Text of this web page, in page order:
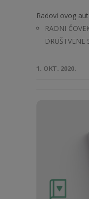
Radovi ovog
RADNI
DRUŠTVENE
1. OKT. 2020.